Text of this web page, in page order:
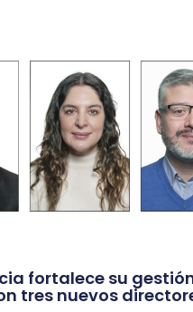
fortalece su
tres nuevos